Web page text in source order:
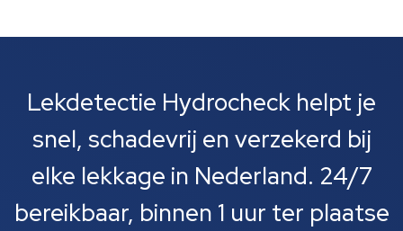
Lekdetectie Hydrocheck helpt je
snel, schadevrij en verzekerd bij
elke lekkage in Nederland. 24/7
bereikbaar, binnen 1 uur ter plaatse